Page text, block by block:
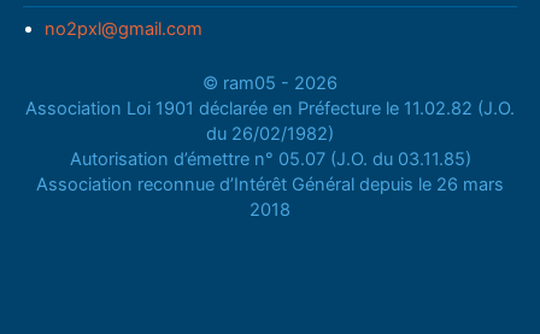
no2pxl@gmail.com
© ram05 - 2026
Association Loi 1901 déclarée en Préfecture le 11.02.82 (J.O.
du 26/02/1982)
Autorisation d’émettre n° 05.07 (J.O. du 03.11.85)
Association reconnue d’Intérêt Général depuis le 26 mars
2018